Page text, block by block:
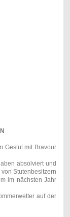
Gestüt mit Bravour
absolviert und
Stutenbesitzern
im nächsten Jahr
auf der